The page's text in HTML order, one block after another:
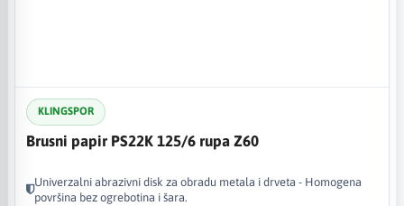
KLINGSPOR
Brusni papir PS22K 125/6 rupa Z60
Univerzalni abrazivni disk za obradu metala i drveta - Homogena
površina bez ogrebotina i šara.